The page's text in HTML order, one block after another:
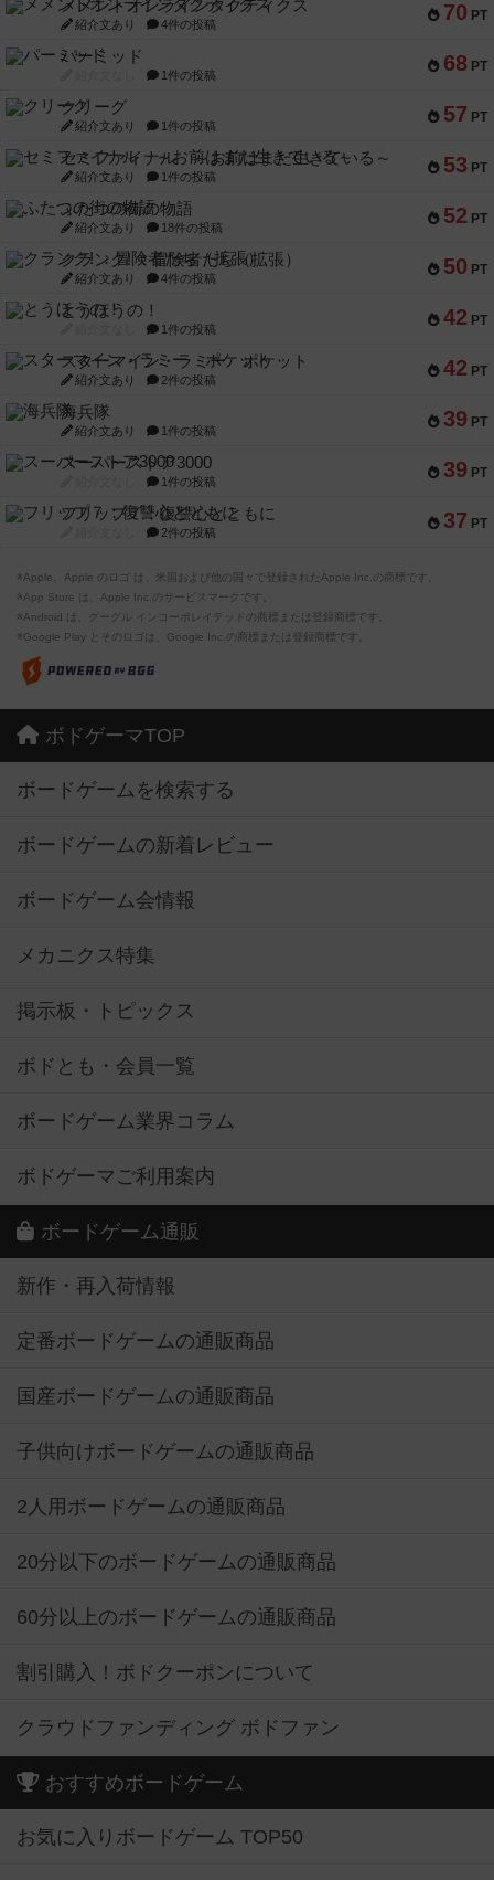
70 PT
メメントオンラインタクティクス
紹介文あり 4件の投稿
68 PT
パーミッド
1件の投稿
57 PT
クリーグ
紹介文あり 1件の投稿
53 PT
セミファイナル ～お前はまだ生きている～
紹介文あり 1件の投稿
52 PT
ふたつの街の物語
紹介文あり 18件の投稿
50 PT
クランク! ：冒険者たち（拡張）
紹介文あり 4件の投稿
42 PT
とうほうの！
1件の投稿
42 PT
スターマイン・ラミー ポケット
紹介文あり 2件の投稿
39 PT
海兵隊
紹介文あり 1件の投稿
39 PT
スーパーストア3000
1件の投稿
37 PT
フリップ７：復讐心とともに
2件の投稿
※Apple、Apple のロゴ は、米国および他の国々で登録されたApple Inc.の商標です。
※App Store は、Apple Inc.のサービスマークです。
※Android は、グーグル インコーポレイテッドの商標または登録商標です。
※Google Play とそのロゴは、Google Inc.の商標または登録商標です。
ボドゲーマTOP
ボードゲームを検索する
ボードゲームの新着レビュー
ボードゲーム会情報
メカニクス特集
掲示板・トピックス
ボドとも・会員一覧
ボードゲーム業界コラム
ボドゲーマご利用案内
ボードゲーム通販
新作・再入荷情報
定番ボードゲームの通販商品
国産ボードゲームの通販商品
子供向けボードゲームの通販商品
2人用ボードゲームの通販商品
20分以下のボードゲームの通販商品
60分以上のボードゲームの通販商品
割引購入！ボドクーポンについて
クラウドファンディング ボドファン
おすすめボードゲーム
お気に入りボードゲーム TOP50